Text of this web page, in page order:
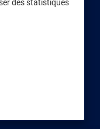
des statistiques